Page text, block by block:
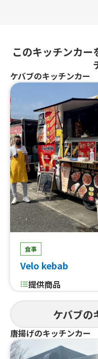
このキッチンカー
ケバブのキッチンカー
食事
Velo kebab
提供商品
ドグ、おつまみ、ケバ
ープ、ケバブ サンド
ケバブの
唐揚げのキッチンカー